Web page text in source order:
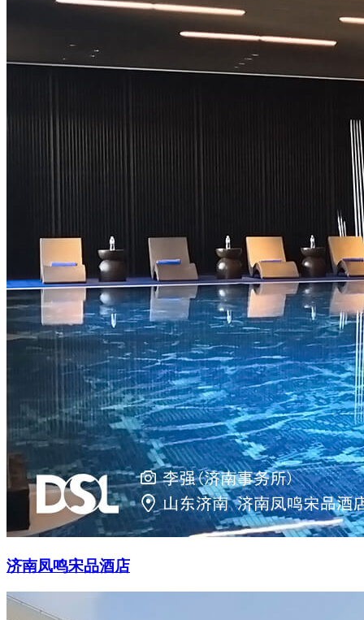
济南凤鸣宋品酒店